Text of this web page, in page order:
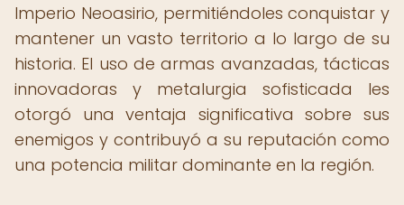
Imperio Neoasirio, permitiéndoles conquistar y
mantener un vasto territorio a lo largo de su
historia. El uso de armas avanzadas, tácticas
innovadoras y metalurgia sofisticada les
otorgó una ventaja significativa sobre sus
enemigos y contribuyó a su reputación como
una potencia militar dominante en la región.